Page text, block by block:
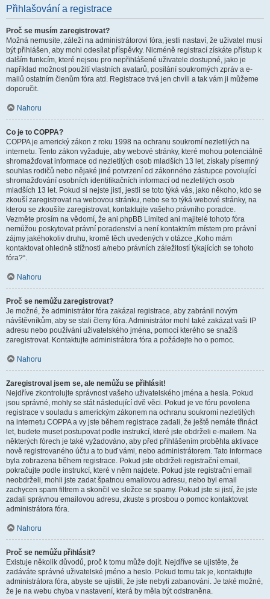
Přihlašování a registrace
Proč se musím zaregistrovat?
Možná nemusíte, záleží na administrátorovi fóra, jestli nastaví, že uživatel musí
být přihlášen, aby mohl odesílat příspěvky. Nicméně registrací získáte přístup k
dalším funkcím, které nejsou pro nepřihlášené uživatele dostupné, jako je
například možnost použití vlastních avatarů, posílání soukromých zpráv a e-
mailů ostatním členům fóra atd. Registrace trvá jen chvíli a tak vám ji můžeme
doporučit.
Nahoru
Co je to COPPA?
COPPA je americký zákon z roku 1998 na ochranu soukromí nezletilých na
internetu. Tento zákon vyžaduje, aby webové stránky, které mohou potenciálně
shromažďovat informace od nezletilých osob mladších 13 let, získaly písemný
souhlas rodičů nebo nějaké jiné potvrzení od zákonného zástupce povolující
shromažďování osobních identifikačních informací od nezletilých osob
mladších 13 let. Pokud si nejste jisti, jestli se toto týká vás, jako někoho, kdo se
zkouší zaregistrovat na webovou stránku, nebo se to týká webové stránky, na
kterou se zkoušíte zaregistrovat, kontaktujte vašeho právního poradce.
Vezměte prosím na vědomí, že ani phpBB Limited ani majitelé tohoto fóra
nemůžou poskytovat právní poradenství a není kontaktním místem pro právní
zájmy jakéhokoliv druhu, kromě těch uvedených v otázce „Koho mám
kontaktovat ohledně stížnosti a/nebo právních záležitostí týkajících se tohoto
fóra?“.
Nahoru
Proč se nemůžu zaregistrovat?
Je možné, že administrátor fóra zakázal registrace, aby zabránil novým
návštěvníkům, aby se stali členy fóra. Administrátor mohl také zakázat vaši IP
adresu nebo používání uživatelského jména, pomocí kterého se snažíš
zaregistrovat. Kontaktujte administrátora fóra a požádejte ho o pomoc.
Nahoru
Zaregistroval jsem se, ale nemůžu se přihlásit!
Nejdříve zkontrolujte správnost vašeho uživatelského jména a hesla. Pokud
jsou správné, mohly se stát následující dvě věci. Pokud je ve fóru povolena
registrace v souladu s americkým zákonem na ochranu soukromí nezletilých
na internetu COPPA a vy jste během registrace zadali, že ještě nemáte třináct
let, budete muset postupovat podle instrukcí, které jste obdrželi e-mailem. Na
některých fórech je také vyžadováno, aby před přihlášením proběhla aktivace
nově registrovaného účtu a to buď vámi, nebo administrátorem. Tato informace
byla zobrazena během registrace. Pokud jste obdrželi registrační email,
pokračujte podle instrukcí, které v něm najdete. Pokud jste registrační email
neobdrželi, mohli jste zadat špatnou emailovou adresu, nebo byl email
zachycen spam filtrem a skončil ve složce se spamy. Pokud jste si jistí, že jste
zadali správnou emailovou adresu, zkuste s prosbou o pomoc kontaktovat
administrátora fóra.
Nahoru
Proč se nemůžu přihlásit?
Existuje několik důvodů, proč k tomu může dojít. Nejdříve se ujistěte, že
zadáváte správné uživatelské jméno a heslo. Pokud tomu tak je, kontaktujte
administrátora fóra, abyste se ujistili, že jste nebyli zabanováni. Je také možné,
že je na webu chyba v nastavení, která by měla být odstraněna.